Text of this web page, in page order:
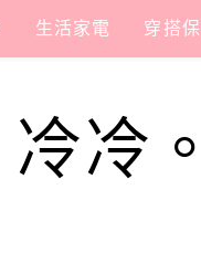
生活家電 穿搭
冷冷